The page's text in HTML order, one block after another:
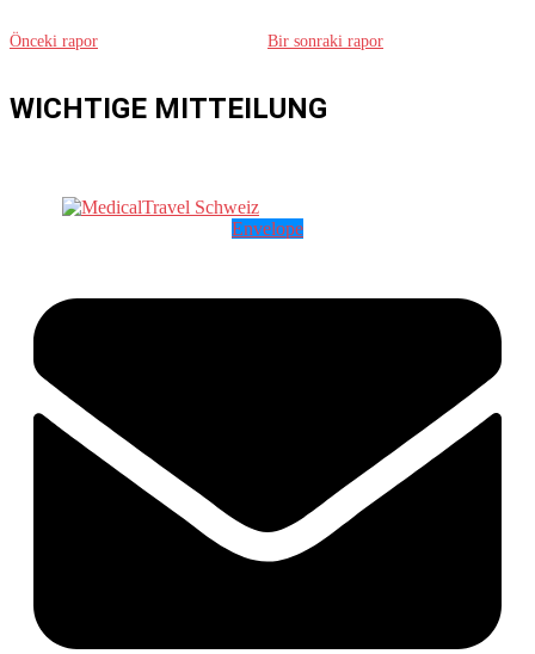
Önceki rapor Bir sonraki rapor
WICHTIGE MITTEILUNG
Envelope